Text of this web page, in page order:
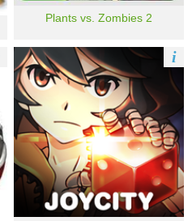
Plants vs. Zombies 2
i